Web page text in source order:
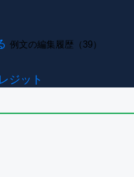
例文の編集履歴（39）
ジット